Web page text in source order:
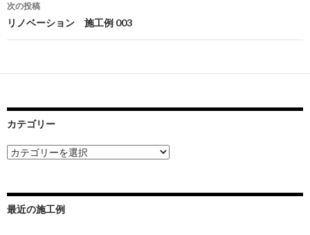
ナ
ゲ
シ
ョ
次の投稿
リノベーション 施工例 003
カテゴリー
カ
テ
最近の施工例